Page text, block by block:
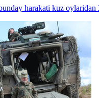
harakati kuz